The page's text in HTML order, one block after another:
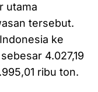
utama
tersebut.
ke
4.027,19
ribu ton.